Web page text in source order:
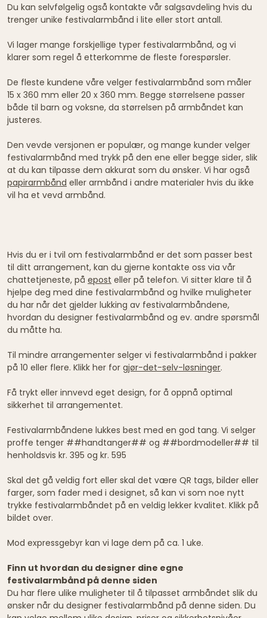
Du kan selvfølgelig også kontakte vår salgsavdeling hvis du
trenger unike festivalarmbånd i lite eller stort antall.
Vi lager mange forskjellige typer festivalarmbånd, og vi
klarer som regel å etterkomme de fleste forespørsler.
De fleste kundene våre velger festivalarmbånd som måler
15 x 360 mm eller 20 x 360 mm. Begge størrelsene passer
både til barn og voksne, da størrelsen på armbåndet kan
justeres.
Den vevde versjonen er populær, og mange kunder velger
festivalarmbånd med trykk på den ene eller begge sider, slik
at du kan tilpasse dem akkurat som du ønsker. Vi har også
papirarmbånd eller armbånd i andre materialer hvis du ikke
vil ha et vevd armbånd.
Hvis du er i tvil om festivalarmbånd er det som passer best
til ditt arrangement, kan du gjerne kontakte oss via vår
chattetjeneste, på epost eller på telefon. Vi sitter klare til å
hjelpe deg med dine festivalarmbånd og hvilke muligheter
du har når det gjelder lukking av festivalarmbåndene,
hvordan du designer festivalarmbånd og ev. andre spørsmål
du måtte ha.
Til mindre arrangementer selger vi festivalarmbånd i pakker
på 10 eller flere. Klikk her for gjør-det-selv-løsninger.
Få trykt eller innvevd eget design, for å oppnå optimal
sikkerhet til arrangementet.
Festivalarmbåndene lukkes best med en god tang. Vi selger
proffe tenger ##handtanger## og ##bordmodeller## til
henholdsvis kr. 395 og kr. 595
Skal det gå veldig fort eller skal det være QR tags, bilder eller
farger, som fader med i designet, så kan vi som noe nytt
trykke festivalarmbåndet på en veldig lekker kvalitet. Klikk på
bildet over.
Mod expressgebyr kan vi lage dem på ca. 1 uke.
Finn ut hvordan du designer dine egne
festivalarmbånd på denne siden
Du har flere ulike muligheter til å tilpasset armbåndet slik du
ønsker når du designer festivalarmbånd på denne siden. Du